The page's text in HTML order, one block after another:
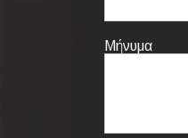
Μήνυμα